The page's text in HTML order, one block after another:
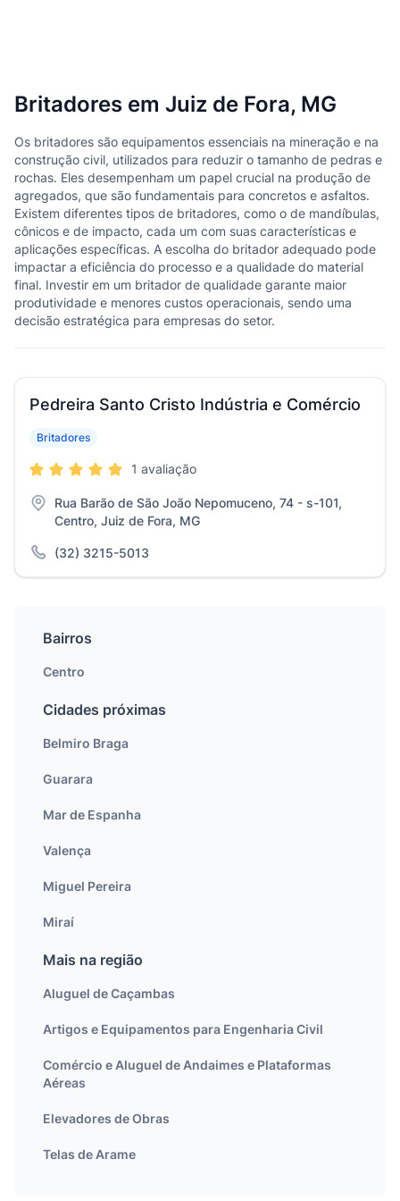
Britadores em Juiz de Fora, MG
Os britadores são equipamentos essenciais na mineração e na
construção civil, utilizados para reduzir o tamanho de pedras e
rochas. Eles desempenham um papel crucial na produção de
agregados, que são fundamentais para concretos e asfaltos.
Existem diferentes tipos de britadores, como o de mandíbulas,
cônicos e de impacto, cada um com suas características e
aplicações específicas. A escolha do britador adequado pode
impactar a eficiência do processo e a qualidade do material
final. Investir em um britador de qualidade garante maior
produtividade e menores custos operacionais, sendo uma
decisão estratégica para empresas do setor.
Pedreira Santo Cristo Indústria e Comércio
Britadores
1 avaliação
Rua Barão de São João Nepomuceno, 74 - s-101,
Centro, Juiz de Fora, MG
(32) 3215-5013
Bairros
Centro
Cidades próximas
Belmiro Braga
Guarara
Mar de Espanha
Valença
Miguel Pereira
Miraí
Mais na região
Aluguel de Caçambas
Artigos e Equipamentos para Engenharia Civil
Comércio e Aluguel de Andaimes e Plataformas
Aéreas
Elevadores de Obras
Telas de Arame